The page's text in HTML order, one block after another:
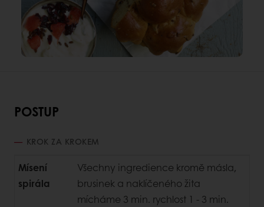
POSTUP
KROK ZA KROKEM
Mísení
spirála
Všechny ingredience kromě másla,
brusinek a naklíčeného žita
mícháme 3 min. rychlost 1 - 3 min.